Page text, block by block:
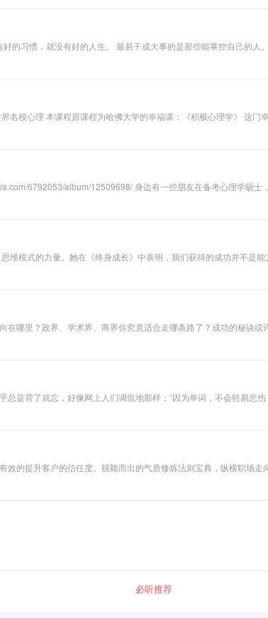
么这个人个人也容易走向极端。
在读大学本科，有的已步入职场。为了提高大家的备考效率，我遵循记
模式的力量。她在《终身成长》中表明，我们获得的成功并不是能
绩与挑战时的两种基本心态。你认为才智和努力哪个重要，能力能
？政界、学术界、商界你究竟适合走哪条路了？成功的秘诀或许就在里
是背了就忘，好像网上人们调侃地那样：“因为单词，不会轻易悲
地方，就算经常回去那里游荡，还是背完就忘。” 有句汉语叫:浓缩
的三个品质。
效的提升客户的信任度。脱颖而出的气质修炼法则宝典，纵横职场
必听推荐